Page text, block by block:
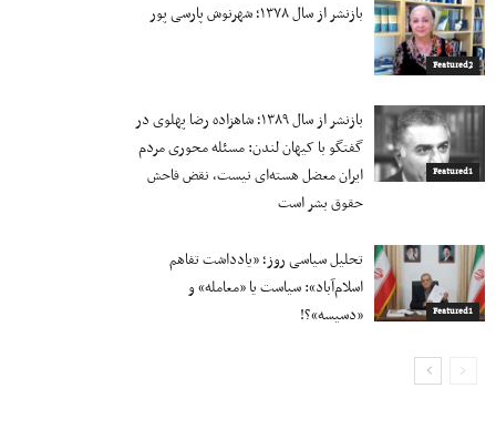
Featured2
بازنشر از سال ۱۳۷۸؛ شهرنوش پارسی پور
Featured1
بازنشر از سال ۱۳۸۹؛ شاهزاده رضا پهلوی در
گفتگو با کیهان لندن: مسئله محوری مردم
ایران معضل هسته‌ای نیست، نقض فاحش
حقوق بشر است
Featured1
تحلیل سیاسی روز؛ «یادداشت تفاهم
اسلام‌آباد»: سیاست یا «معامله» و
«دسیسه»؟!